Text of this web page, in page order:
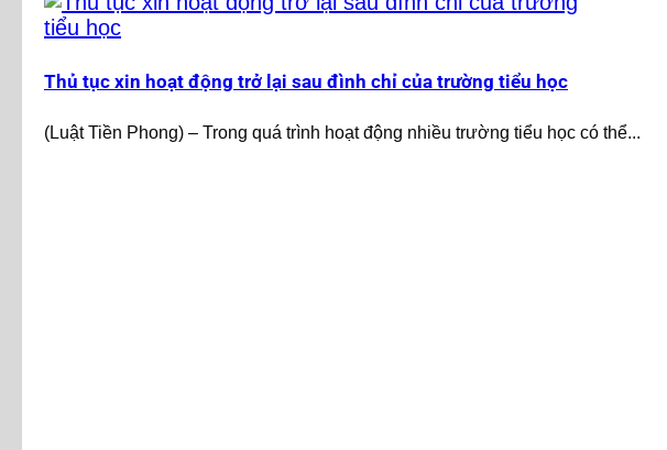
Thủ tục xin hoạt động trở lại sau đình chỉ của trường tiểu học
(Luật Tiền Phong) – Trong quá trình hoạt động nhiều trường tiểu học có thể...